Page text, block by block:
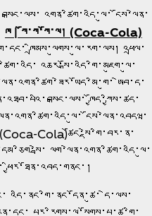
འགན་ཚིག་འདི་ལུ་ ངོས་ལེན་
ཁ | ཀོ་ཀ་ཀོ་ལ། (Coca‑Cola)
ཁྲིམས་ལུགས་ལུ་རག་ལས། འཕྲལ་
འཆར་སྒོ་འདི་གི་མཇུག་ལུ་
ཨེབ་ད་
ཁྱོད་ཀྱིས་ཚད་
ངོས་ལེན་འབདཝ་
ལག་ལེན་འགན་ཚིག་འདི་ལུ་
ཕྱིར་ཐོན་འབད་གནང་།
འདི་ནང་གི་ནང་དོན་ཚུ་ དེ་ལས་
པར་རིགས་ལ་སོགས་པ་ཚུ་གི་